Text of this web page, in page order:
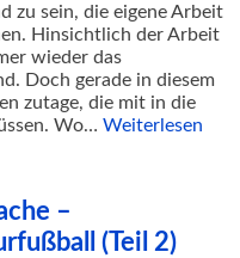
zu sein, die eigene Arbeit
Hinsichtlich der Arbeit
wieder das
Doch gerade in diesem
zutage, die mit in die
Wo… Weiterlesen
–
(Teil 2)